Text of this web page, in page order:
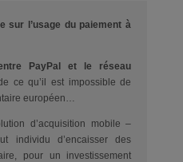
sur l’usage du paiement à
PayPal et le réseau
ce qu’il est impossible de
européen…
d’acquisition mobile –
individu d’encaisser des
pour un investissement